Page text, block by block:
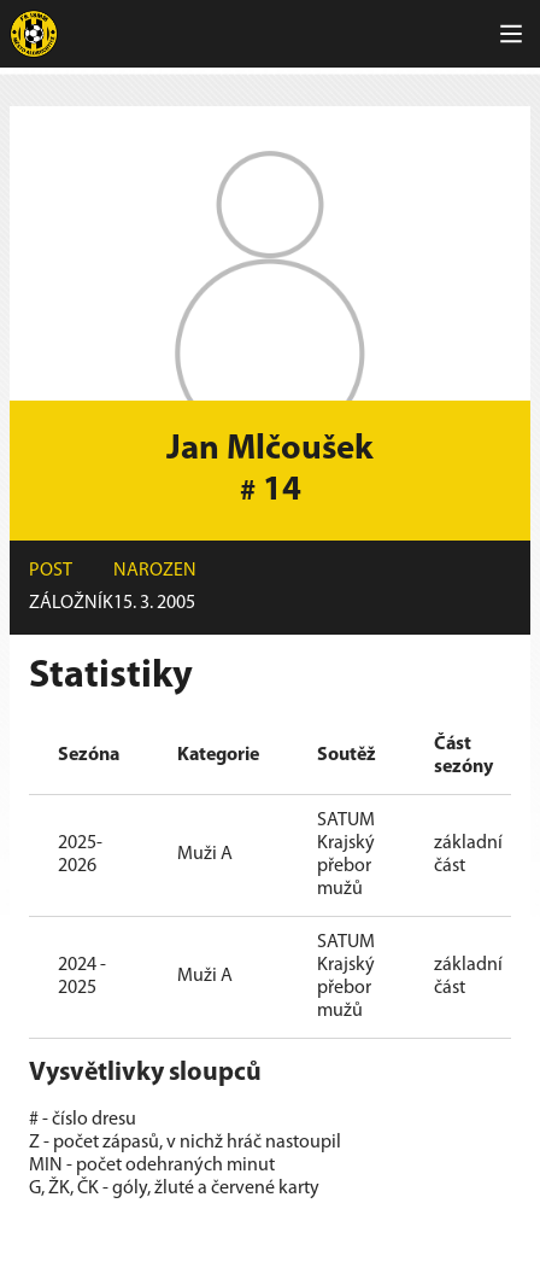
Jan Mlčoušek
# 14
POST
ZÁLOŽNÍK
NAROZEN
15. 3. 2005
Statistiky
Sezóna Kategorie Soutěž
Část
sezóny
2025-
2026
Muži A
SATUM
Krajský
přebor
mužů
základní
část
2024 -
2025
Muži A
SATUM
Krajský
přebor
mužů
základní
část
Vysvětlivky sloupců
# - číslo dresu
Z - počet zápasů, v nichž hráč nastoupil
MIN - počet odehraných minut
G, ŽK, ČK - góly, žluté a červené karty